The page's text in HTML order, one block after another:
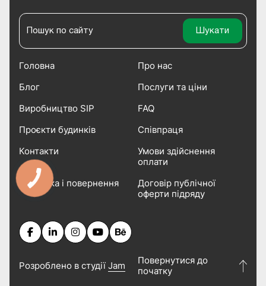
Головна
Про нас
Блог
Послуги та ціни
Виробництво SIP
FAQ
Проєкти будинків
Співпраця
Контакти
Умови здійснення
оплати
Доставка і повернення
Договір публічної
оферти підряду
Розроблено в студії Jam
Повернутися до
початку